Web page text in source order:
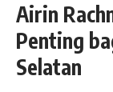
Airin
Penting
Selatan